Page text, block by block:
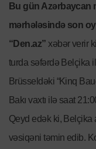
Bu gün Azərbaycan
mərhələsində son
“Den.az” xəbər verir
turda səfərdə Belçika
Brüsseldəki “Kinq
Bakı vaxtı ilə saat
Qeyd edək ki, Belçika
vəsiqəni təmin edib.